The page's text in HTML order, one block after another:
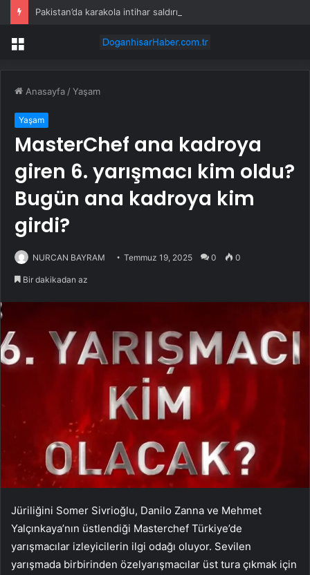
Pakistan’da karakola intihar saldırısı; 7 ölü, 15 yaralı
Menü
Anasayfa /Yaşam
Yaşam
MasterChef ana kadroya
giren 6. yarışmacı kim oldu?
Bugün ana kadroya kim
girdi?
NURCAN BAYRAM Temmuz 19, 2025 0 0
Bir dakikadan az
Jüriliğini Somer Sivrioğlu, Danilo Zanna ve Mehmet
Yalçınkaya’nın üstlendiği Masterchef Türkiye’de
yarışmacılar izleyicilerin ilgi odağı oluyor. Sevilen
yarışmada birbirinden özelyarışmacılar üst tura çıkmak için